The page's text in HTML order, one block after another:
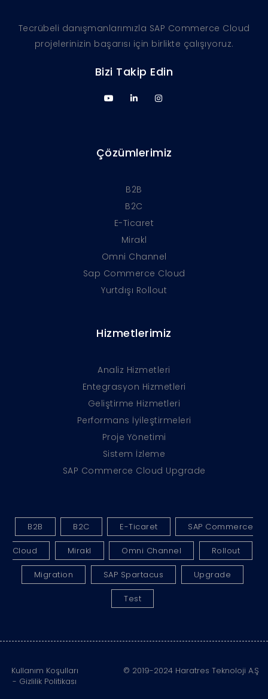
Tecrübeli danışmanlarımızla SAP Commerce Cloud
projelerinizin başarısı için birlikte çalışıyoruz.
Bizi Takip Edin
Çözümlerimiz
B2B
B2C
E-Ticaret
Mirakl
Omni Channel
Sap Commerce Cloud
Yurtdışı Rollout
Hizmetlerimiz
Analiz Hizmetleri
Entegrasyon Hizmetleri
Geliştirme Hizmetleri
Performans İyileştirmeleri
Proje Yönetimi
Sistem İzleme
SAP Commerce Cloud Upgrade
B2B B2C E-Ticaret SAP Commerce
Cloud Mirakl Omni Channel Rollout
Migration SAP Spartacus Upgrade
Test
Kullanım Koşulları
- Gizlilik Politikası
© 2019-2024 Haratres Teknoloji A.Ş